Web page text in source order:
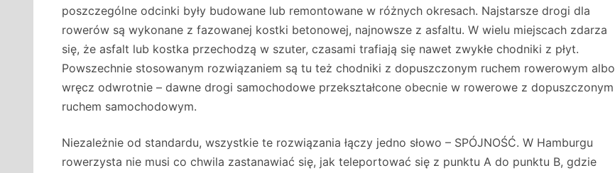
poszczególne odcinki były budowane lub remontowane w różnych okresach. Najstarsze drogi dla
rowerów są wykonane z fazowanej kostki betonowej, najnowsze z asfaltu. W wielu miejscach zdarza
się, że asfalt lub kostka przechodzą w szuter, czasami trafiają się nawet zwykłe chodniki z płyt.
Powszechnie stosowanym rozwiązaniem są tu też chodniki z dopuszczonym ruchem rowerowym albo
wręcz odwrotnie – dawne drogi samochodowe przekształcone obecnie w rowerowe z dopuszczonym
ruchem samochodowym.
Niezależnie od standardu, wszystkie te rozwiązania łączy jedno słowo – SPÓJNOŚĆ. W Hamburgu
rowerzysta nie musi co chwila zastanawiać się, jak teleportować się z punktu A do punktu B, gdzie